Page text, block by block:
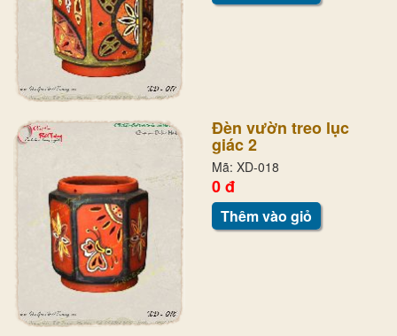
Đèn vườn treo lục
giác 2
Mã: XD-018
0 đ
Thêm vào giỏ